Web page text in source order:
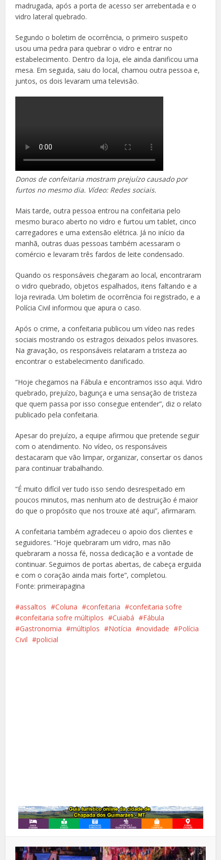
madrugada, após a porta de acesso ser arrebentada e o
vidro lateral quebrado.
Segundo o boletim de ocorrência, o primeiro suspeito
usou uma pedra para quebrar o vidro e entrar no
estabelecimento. Dentro da loja, ele ainda danificou uma
mesa. Em seguida, saiu do local, chamou outra pessoa e,
juntos, os dois levaram uma televisão.
Donos de confeitaria mostram prejuízo causado por
furtos no mesmo dia. Vídeo: Redes sociais.
Mais tarde, outra pessoa entrou na confeitaria pelo
mesmo buraco aberto no vidro e furtou um tablet, cinco
carregadores e uma extensão elétrica. Já no início da
manhã, outras duas pessoas também acessaram o
comércio e levaram três fardos de leite condensado.
Quando os responsáveis chegaram ao local, encontraram
o vidro quebrado, objetos espalhados, itens faltando e a
loja revirada. Um boletim de ocorrência foi registrado, e a
Polícia Civil informou que apura o caso.
Após o crime, a confeitaria publicou um vídeo nas redes
sociais mostrando os estragos deixados pelos invasores.
Na gravação, os responsáveis relataram a tristeza ao
encontrar o estabelecimento danificado.
“Hoje chegamos na Fábula e encontramos isso aqui. Vidro
quebrado, prejuízo, bagunça e uma sensação de tristeza
que quem passa por isso consegue entender”, diz o relato
publicado pela confeitaria.
Apesar do prejuízo, a equipe afirmou que pretende seguir
com o atendimento. No vídeo, os responsáveis
destacaram que vão limpar, organizar, consertar os danos
para continuar trabalhando.
“É muito difícil ver tudo isso sendo desrespeitado em
poucos minutos, mas nenhum ato de destruição é maior
do que o propósito que nos trouxe até aqui”, afirmaram.
A confeitaria também agradeceu o apoio dos clientes e
seguidores. “Hoje quebraram um vidro, mas não
quebraram a nossa fé, nossa dedicação e a vontade de
continuar. Seguimos de portas abertas, de cabeça erguida
e com o coração ainda mais forte”, completou.
Fonte: primeirapagina
assaltos Coluna confeitaria
confeitaria sofre
confeitaria sofre múltiplos
Cuiabá
Fábula
Gastronomia
múltiplos Notícia novidade
Polícia
Civil
policial